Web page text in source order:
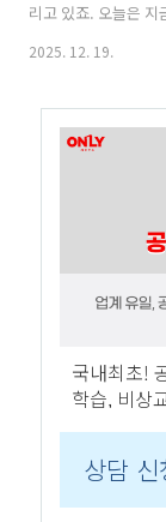
리고 있죠. 오늘은 지
일부터 찾아올 역대
좌 납입연금저축과
액공제 혜택을 받
환급받을 수 있으니
신용카드 vs 체크카
2025. 12. 19.
국내최초!
학습, 비상
상담 신